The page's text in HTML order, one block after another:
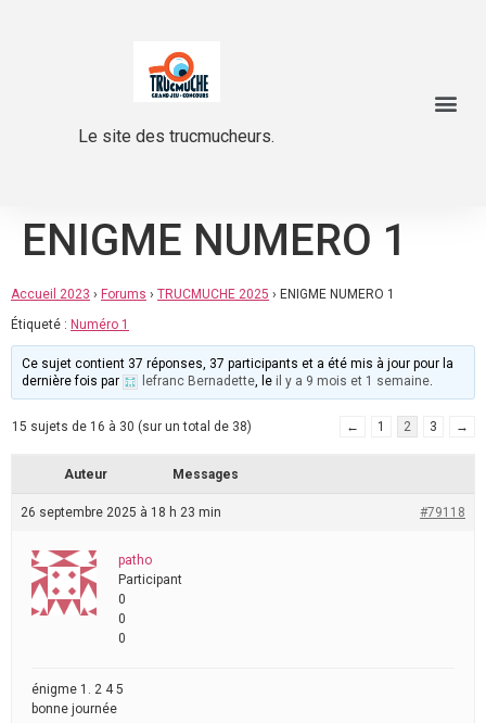
Le site des trucmucheurs.
ENIGME NUMERO 1
Accueil 2023 › Forums › TRUCMUCHE 2025 › ENIGME NUMERO 1
Étiqueté : Numéro 1
Ce sujet contient 37 réponses, 37 participants et a été mis à jour pour la
dernière fois par
lefranc Bernadette, le il y a 9 mois et 1 semaine.
15 sujets de 16 à 30 (sur un total de 38) ← 1 2 3 →
Auteur Messages
26 septembre 2025 à 18 h 23 min #79118
patho
Participant
0
0
0
énigme 1. 2 4 5
bonne journée